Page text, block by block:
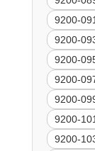
9200-
9200-
9200-
9200-
9200-
9200-
9200-